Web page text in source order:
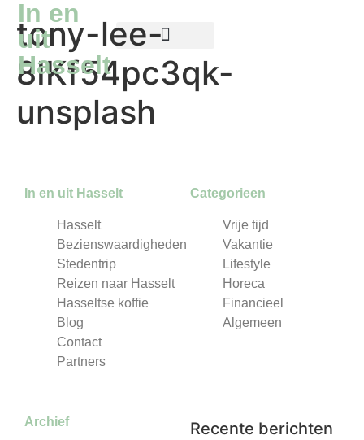
In en
uit
Hasselt
tony-lee-
8IKf54pc3qk-
unsplash
In en uit Hasselt
Hasselt
Bezienswaardigheden
Stedentrip
Reizen naar Hasselt
Hasseltse koffie
Blog
Contact
Partners
Categorieen
Vrije tijd
Vakantie
Lifestyle
Horeca
Financieel
Algemeen
Archief Recente berichten